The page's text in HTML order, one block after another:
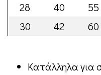
28
40
55
30
42 60
Κατάλληλα για